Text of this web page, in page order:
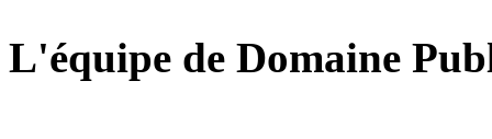
L'équipe de Domaine